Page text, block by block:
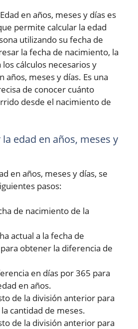
en años, meses y días es
permite calcular la edad
utilizando su fecha de
la fecha de nacimiento, la
cálculos necesarios y
años, meses y días. Es una
de conocer cuánto
desde el nacimiento de
edad en años, meses y
en años, meses y días, se
pasos:
de nacimiento de la
actual a la fecha de
obtener la diferencia de
en días por 365 para
en años.
de la división anterior para
cantidad de meses.
de la división anterior para